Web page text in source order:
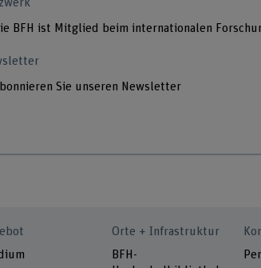
BFH ist Mitglied beim internationalen
Sie unseren Newsletter
Orte + Infrastruktur
BFH-